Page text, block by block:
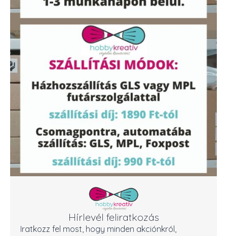
Hírlevél feliratkozás
Iratkozz fel most, hogy minden akciónkról,